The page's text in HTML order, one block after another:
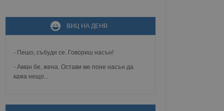
ВИЦ НА ДЕНЯ
- Пешо, събуди се. Говориш насън!
- Аман бе, жена. Остави ме поне насън да
кажа нещо...
зададена от уеб
MVC
известно като
Той не съдържа
при затваряне
политики и